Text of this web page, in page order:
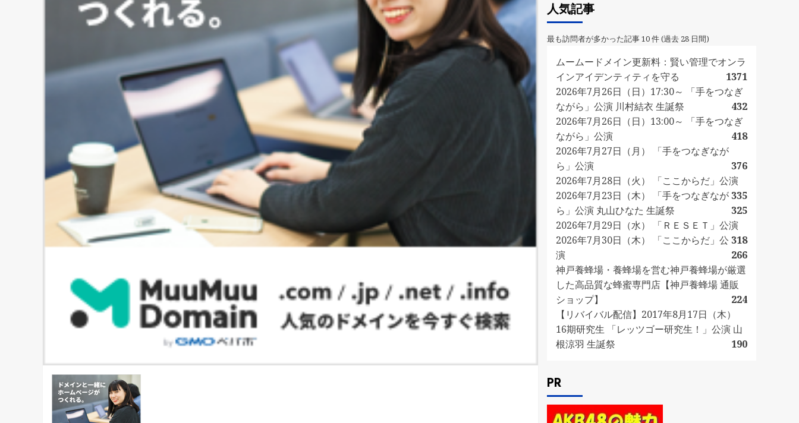
人気記事
最も訪問者が多かった記事 10 件 (過去 28 日間)
ムームードメイン更新料：賢い管理でオンラ
インアイデンティティを守る
1371
2026年7月26日（日）17:30～ 「手をつなぎ
ながら」公演 川村結衣 生誕祭
432
2026年7月26日（日）13:00～ 「手をつなぎ
ながら」公演
418
2026年7月27日（月） 「手をつなぎなが
ら」公演
376
2026年7月28日（火） 「ここからだ」公演
335
2026年7月23日（木） 「手をつなぎなが
ら」公演 丸山ひなた 生誕祭
325
2026年7月29日（水） 「ＲＥＳＥＴ」公演
318
2026年7月30日（木） 「ここからだ」公
演
266
神戸養蜂場・養蜂場を営む神戸養蜂場が厳選
した高品質な蜂蜜専門店【神戸養蜂場 通販
ショップ】
224
【リバイバル配信】2017年8月17日（木）
16期研究生 「レッツゴー研究生！」公演 山
根涼羽 生誕祭
190
PR